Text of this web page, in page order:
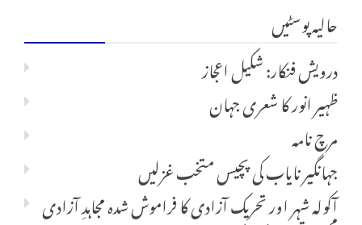
برائے:
حالیہ پوسٹیں
درویش فنکار: شکیل اعجاز
ظہیر انور کا شعری جہان
مرچ نامہ
جہانگیر نایاب کی پچیس متخب غزلیں
آکولہ شہر اور تحریک آزادی کا فراموش شدہ مجاہدِ آزادی